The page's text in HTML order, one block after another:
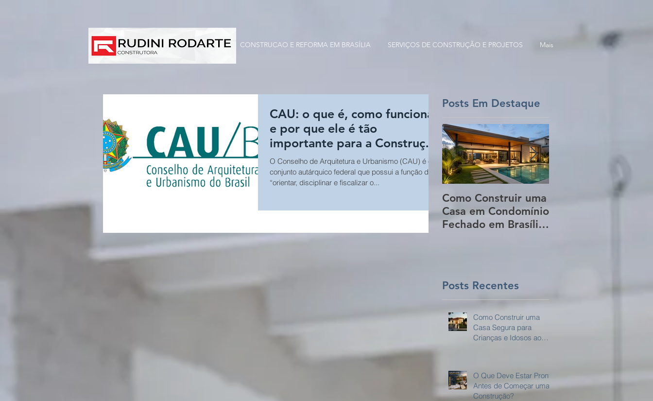
CONSTRUCAO E REFORMA EM BRASÍLIA SERVIÇOS DE CONSTRUÇÃO E PROJETOS Mais
CAU: o que é, como funciona
e por que ele é tão
importante para a Construção
Civil?
O Conselho de Arquitetura e Urbanismo (CAU) é o
conjunto autárquico federal que possui a função de
“orientar, disciplinar e fiscalizar o...
Posts Em Destaque
Como Construir uma
Casa em Condomínio
Fechado em Brasília:
5 Erros Que Podem
Posts Recentes
Como Construir uma
Casa Segura para
Crianças e Idosos ao
O Que Deve Estar Pronto
Antes de Começar uma
Construção?